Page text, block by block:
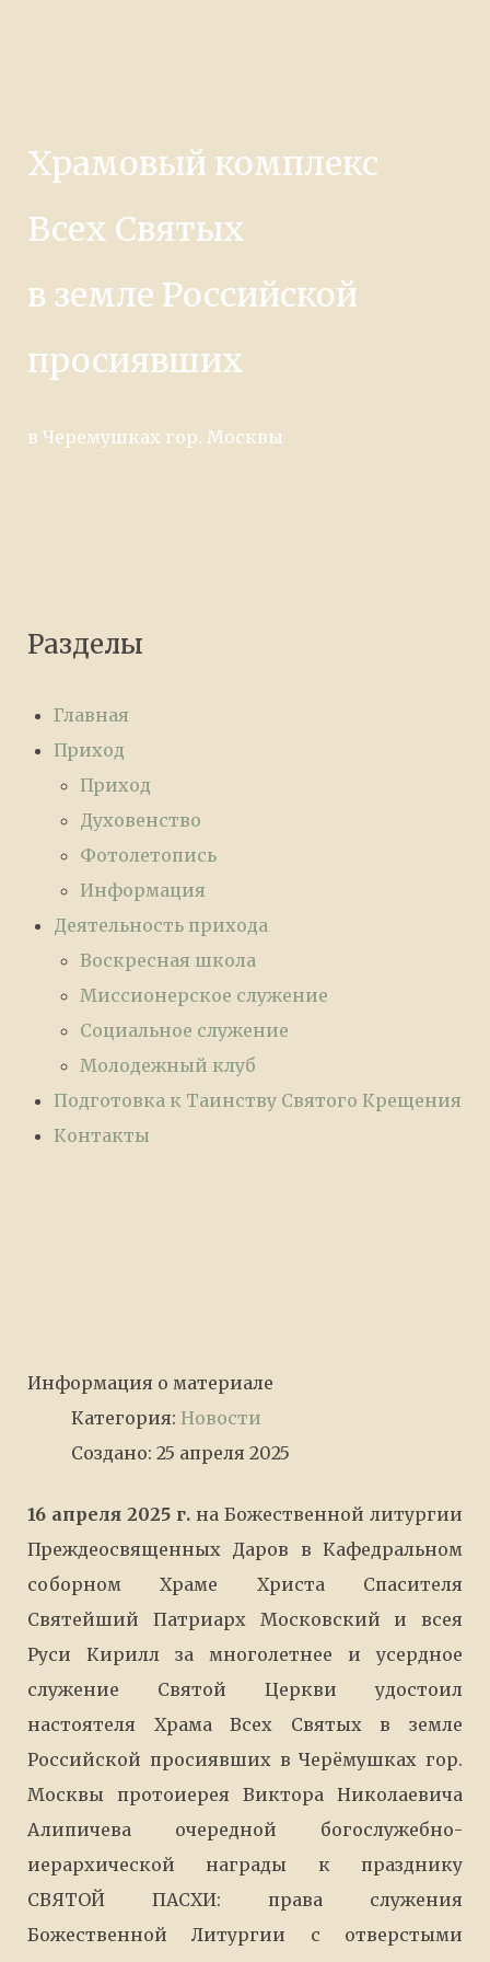
Храмовый комплекс
Всех Святых
в земле Российской
просиявших
в Черемушках гор. Москвы
Разделы
Главная
Приход
Приход
Духовенство
Фотолетопись
Информация
Деятельность прихода
Воскресная школа
Миссионерское служение
Социальное служение
Молодежный клуб
Подготовка к Таинству Святого Крещения
Контакты
Информация о материале
Категория: Новости
Создано: 25 апреля 2025
16 апреля 2025 г. на Божественной литургии
Преждеосвященных Даров в Кафедральном
соборном Храме Христа Спасителя
Святейший Патриарх Московский и всея
Руси Кирилл за многолетнее и усердное
служение Святой Церкви удостоил
настоятеля Храма Всех Святых в земле
Российской просиявших в Черёмушках гор.
Москвы протоиерея Виктора Николаевича
Алипичева очередной богослужебно-
иерархической награды к празднику
СВЯТОЙ ПАСХИ: права служения
Божественной Литургии с отверстыми